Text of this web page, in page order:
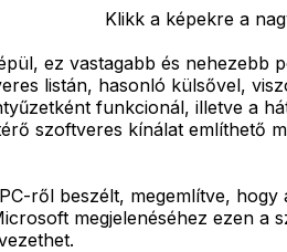
Klikk a képekre a
ez vastagabb és nehezebb
listán, hasonló külsővel,
funkcionál, illetve a
szoftveres kínálat említhető
ről beszélt, megemlítve,
megjelenéséhez ezen